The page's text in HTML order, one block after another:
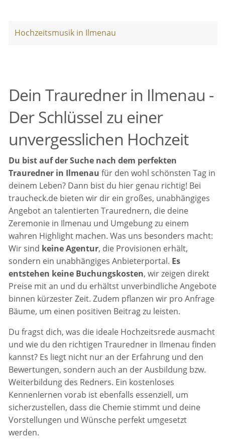
Hochzeitsmusik in Ilmenau
Dein Trauredner in Ilmenau -
Der Schlüssel zu einer
unvergesslichen Hochzeit
Du bist auf der Suche nach dem perfekten
Trauredner in Ilmenau für den wohl schönsten Tag in
deinem Leben? Dann bist du hier genau richtig! Bei
traucheck.de bieten wir dir ein großes, unabhängiges
Angebot an talentierten Traurednern, die deine
Zeremonie in Ilmenau und Umgebung zu einem
wahren Highlight machen. Was uns besonders macht:
Wir sind keine Agentur, die Provisionen erhält,
sondern ein unabhängiges Anbieterportal. Es
entstehen keine Buchungskosten, wir zeigen direkt
Preise mit an und du erhältst unverbindliche Angebote
binnen kürzester Zeit. Zudem pflanzen wir pro Anfrage
Bäume, um einen positiven Beitrag zu leisten.
Du fragst dich, was die ideale Hochzeitsrede ausmacht
und wie du den richtigen Trauredner in Ilmenau finden
kannst? Es liegt nicht nur an der Erfahrung und den
Bewertungen, sondern auch an der Ausbildung bzw.
Weiterbildung des Redners. Ein kostenloses
Kennenlernen vorab ist ebenfalls essenziell, um
sicherzustellen, dass die Chemie stimmt und deine
Vorstellungen und Wünsche perfekt umgesetzt
werden.